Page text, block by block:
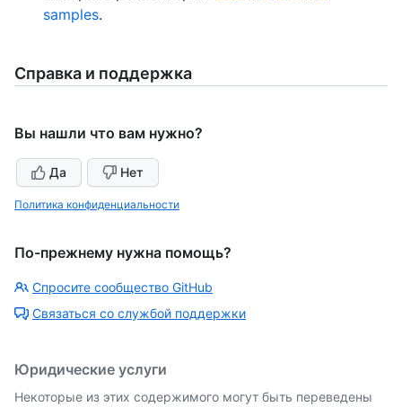
samples.
Справка и поддержка
Вы нашли что вам нужно?
Да Нет
Политика конфиденциальности
По-прежнему нужна помощь?
Спросите сообщество GitHub
Связаться со службой поддержки
Юридические услуги
Некоторые из этих содержимого могут быть переведены